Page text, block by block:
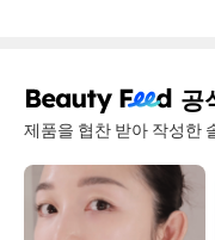
공
제품을 협찬 받아 작성한